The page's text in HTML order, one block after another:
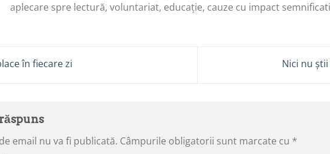
aplecare spre lectură, voluntariat, educație, cauze cu impact
în fiecare zi Nici nu
email nu va fi publicată. Câmpurile obligatorii sunt marcate cu *